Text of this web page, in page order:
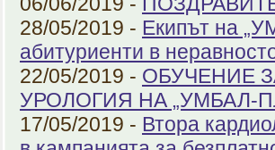
28/05/2019 - Екипът на
абитуриенти в
22/05/2019 - ОБУЧЕНИЕ
УРОЛОГИЯ НА „УМБАЛ-
17/05/2019 - Втора